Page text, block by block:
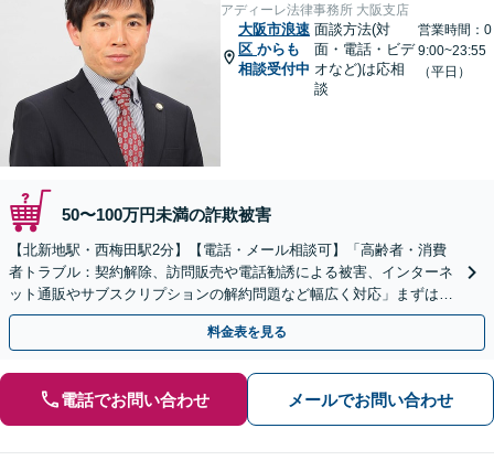
アディーレ法律事務所 大阪支店
大阪市浪速
区 からも
相談受付中
面談方法(対
面・電話・ビデ
オなど)は応相
談
営業時間：0
9:00~23:55
（平日）
50〜100万円未満の詐欺被害
【北新地駅・西梅田駅2分】【電話・メール相談可】「高齢者・消費
者トラブル：契約解除、訪問販売や電話勧誘による被害、インターネ
ット通販やサブスクリプションの解約問題など幅広く対応」まずは一
度ご相談ください【休日・夜間相談可】
料金表を見る
電話でお問い合わせ メールでお問い合わせ